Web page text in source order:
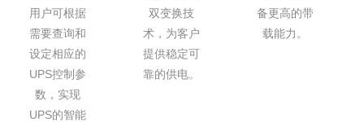
用户可根据
需要查询和
设定相应的
UPS控制参
数，实现
UPS的智能
双变换技
术，为客户
提供稳定可
靠的供电。
备更高的带
载能力。